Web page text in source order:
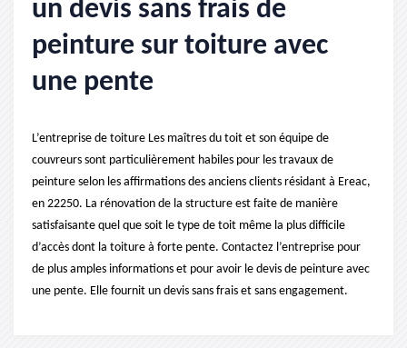
un devis sans frais de
peinture sur toiture avec
une pente
L’entreprise de toiture Les maîtres du toit et son équipe de
couvreurs sont particulièrement habiles pour les travaux de
peinture selon les affirmations des anciens clients résidant à Ereac,
en 22250. La rénovation de la structure est faite de manière
satisfaisante quel que soit le type de toit même la plus difficile
d’accès dont la toiture à forte pente. Contactez l’entreprise pour
de plus amples informations et pour avoir le devis de peinture avec
une pente. Elle fournit un devis sans frais et sans engagement.